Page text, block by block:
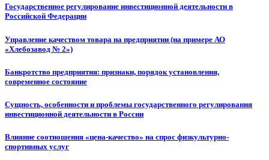
Государственное регулирование инвестиционной деятельности в
Российской Федерации
Управление качеством товара на предприятии (на примере АО
«Хлебозавод № 2»)
Банкротство предприятия: признаки, порядок установления,
современное состояние
Сущность, особенности и проблемы государственного регулирования
инвестиционной деятельности в России
Влияние соотношения «цена-качество» на спрос физкультурно-
спортивных услуг